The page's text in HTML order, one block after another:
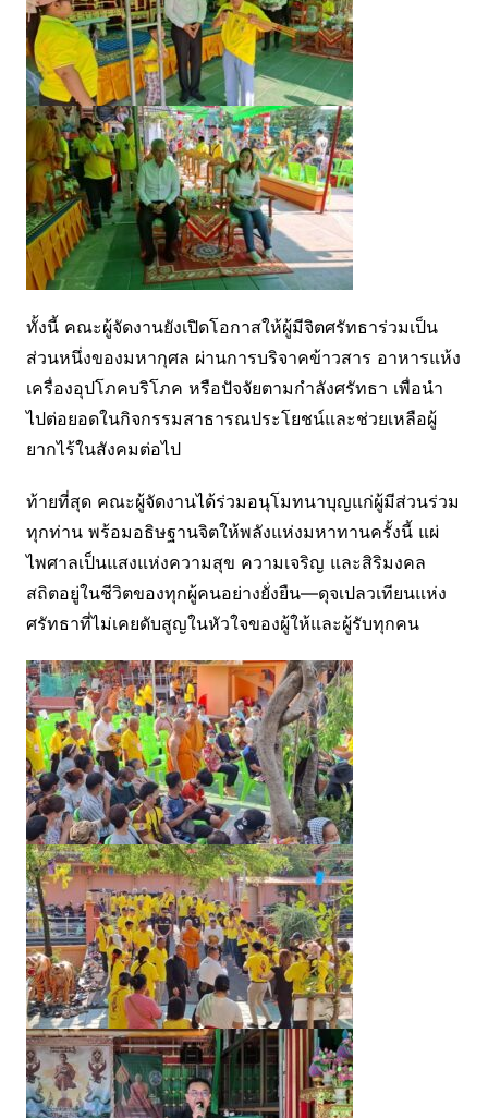
ทั้งนี้ คณะผู้จัดงานยังเปิดโอกาสให้ผู้มีจิตศรัทธาร่วมเป็น
ส่วนหนึ่งของมหากุศล ผ่านการบริจาคข้าวสาร อาหารแห้ง
เครื่องอุปโภคบริโภค หรือปัจจัยตามกำลังศรัทธา เพื่อนำ
ไปต่อยอดในกิจกรรมสาธารณประโยชน์และช่วยเหลือผู้
ยากไร้ในสังคมต่อไป
ท้ายที่สุด คณะผู้จัดงานได้ร่วมอนุโมทนาบุญแก่ผู้มีส่วนร่วม
ทุกท่าน พร้อมอธิษฐานจิตให้พลังแห่งมหาทานครั้งนี้ แผ่
ไพศาลเป็นแสงแห่งความสุข ความเจริญ และสิริมงคล
สถิตอยู่ในชีวิตของทุกผู้คนอย่างยั่งยืน—ดุจเปลวเทียนแห่ง
ศรัทธาที่ไม่เคยดับสูญในหัวใจของผู้ให้และผู้รับทุกคน